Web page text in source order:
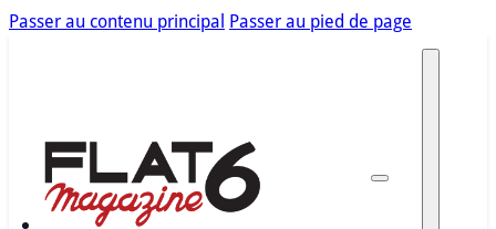
Passer au contenu principal Passer au pied de page